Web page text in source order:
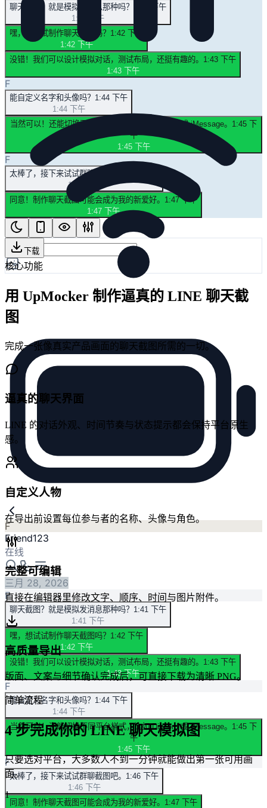
聊天截图？就是模拟发消息那种吗？
1:41 下午
1:41 下午
嘿，想试试制作聊天截图吗？ 1:42 下午
1:42 下午
没错！我们可以设计模拟对话，测试布局，还挺有趣的。 1:43 下午
1:43 下午
F
能自定义名字和头像吗？ 1:44 下午
1:44 下午
当然可以！还能切换不同平台样式，比如 Discord 或 iMessage。 1:45 下
午
1:45 下午
F
太棒了，接下来试试群聊截图吧。
1:46 下午
同意！制作聊天截图可能会成为我的新爱好。 1:47 下午
1:47 下午
F
Friend123
在线
三月 28, 2026
F
聊天截图？就是模拟发消息那种吗？ 1:41 下午
1:41 下午
嘿，想试试制作聊天截图吗？ 1:42 下午
1:42 下午
没错！我们可以设计模拟对话，测试布局，还挺有趣的。 1:43 下午
1:43 下午
F
能自定义名字和头像吗？ 1:44 下午
1:44 下午
当然可以！还能切换不同平台样式，比如 Discord 或 iMessage。 1:45 下
午
1:45 下午
F
太棒了，接下来试试群聊截图吧。 1:46 下午
1:46 下午
同意！制作聊天截图可能会成为我的新爱好。 1:47 下午
下载
核心功能
用 UpMocker 制作逼真的 LINE 聊天截
图
完成一张像真实产品画面的聊天截图所需的一切。
逼真的聊天界面
LINE 的对话外观、时间节奏与状态提示都会保持平台原生
感。
自定义人物
在导出前设置每位参与者的名称、头像与角色。
完整可编辑
直接在编辑器里修改文字、顺序、时间与图片附件。
高质量导出
版面、文案与细节确认完成后，可直接下载为清晰 PNG。
简单流程
4 步完成你的 LINE 聊天模拟图
只要选对平台，大多数人不到一分钟就能做出第一张可用画
面。
1